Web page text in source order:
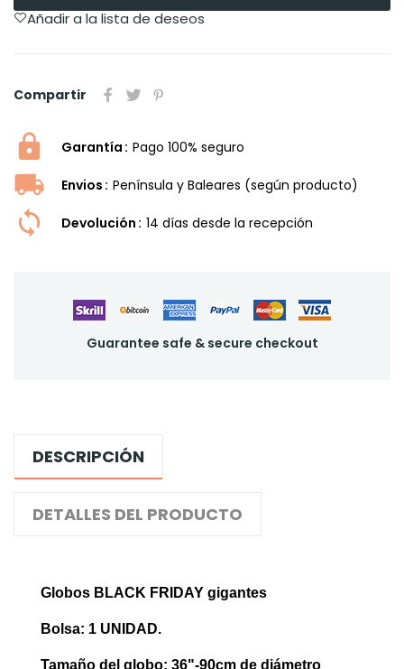
Añadir a la lista de deseos
Compartir
Garantía Pago 100% seguro
Envios Península y Baleares (según producto)
Devolución 14 dí­as desde la recepción
Guarantee safe & secure checkout
DESCRIPCIÓN
DETALLES DEL PRODUCTO
Globos BLACK FRIDAY gigantes
Bolsa: 1 UNIDAD.
Tamaño del globo: 36"-90cm de diámetro